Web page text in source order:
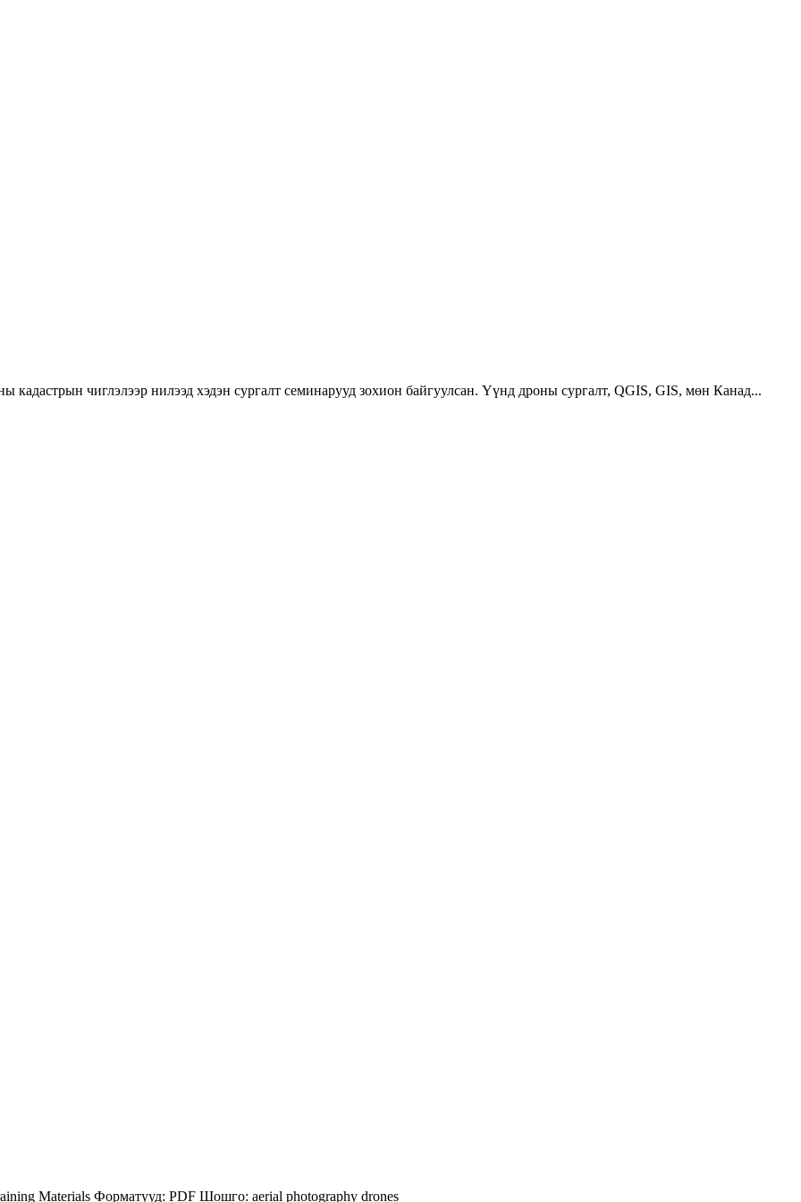
чиглэлээр нилээд хэдэн сургалт семинарууд зохион байгуулсан. Үүнд дроны сургалт, QGIS, GIS, мөн Канад...
Materials Форматууд: PDF Шошго: aerial photography drones